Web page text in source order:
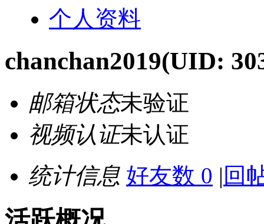
个人资料
chanchan2019(UID:
邮箱状态未验证
视频认证未认证
统计信息 好友数 0 | 回